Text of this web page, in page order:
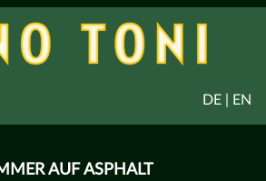
DE | EN
AUF ASPHALT